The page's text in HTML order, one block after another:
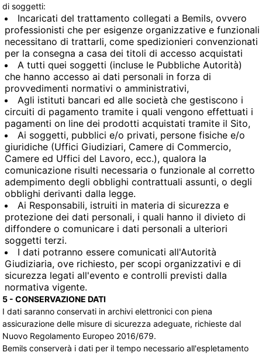
di soggetti:
Incaricati del trattamento collegati a Bemils, ovvero
professionisti che per esigenze organizzative e funzionali
necessitano di trattarli, come spedizionieri convenzionati
per la consegna a casa dei titoli di accesso acquistati
A tutti quei soggetti (incluse le Pubbliche Autorità)
che hanno accesso ai dati personali in forza di
provvedimenti normativi o amministrativi,
Agli istituti bancari ed alle società che gestiscono i
circuiti di pagamento tramite i quali vengono effettuati i
pagamenti on line dei prodotti acquistati tramite il Sito,
Ai soggetti, pubblici e/o privati, persone fisiche e/o
giuridiche (Uffici Giudiziari, Camere di Commercio,
Camere ed Uffici del Lavoro, ecc.), qualora la
comunicazione risulti necessaria o funzionale al corretto
adempimento degli obblighi contrattuali assunti, o degli
obblighi derivanti dalla legge.
Ai Responsabili, istruiti in materia di sicurezza e
protezione dei dati personali, i quali hanno il divieto di
diffondere o comunicare i dati personali a ulteriori
soggetti terzi.
I dati potranno essere comunicati all'Autorità
Giudiziaria, ove richiesto, per scopi organizzativi e di
sicurezza legati all'evento e controlli previsti dalla
normativa vigente.
5 - CONSERVAZIONE DATI
I dati saranno conservati in archivi elettronici con piena
assicurazione delle misure di sicurezza adeguate, richieste dal
Nuovo Regolamento Europeo 2016/679.
Bemils conserverà i dati per il tempo necessario all'espletamento